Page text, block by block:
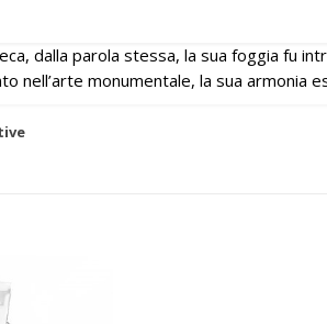
dalla parola stessa, la sua foggia fu
nell’arte monumentale, la sua armonia